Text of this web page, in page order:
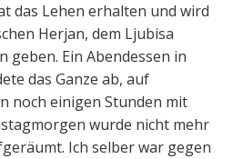
das Lehen erhalten und wird
Herjan, dem Ljubisa
geben. Ein Abendessen in
das Ganze ab, auf
noch einigen Stunden mit
wurde nicht mehr
Ich selber war gegen